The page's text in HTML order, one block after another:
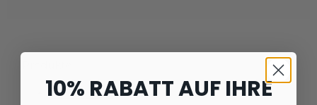
Fotoabzüge
10% RABATT AUF IHRE